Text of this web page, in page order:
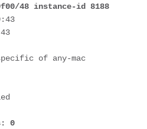
48 instance-id 8188
of any-mac
0